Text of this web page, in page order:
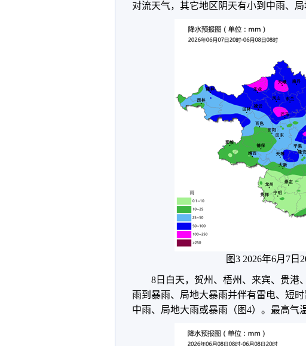
对流天气，其它地区阴天有小到中雨、局
图3 2026年6月7日
8日白天，贺州、梧州、来宾、贵港
雨到暴雨、局地大暴雨并伴有雷电、短
中雨、局地大雨或暴雨（图4）。最高气